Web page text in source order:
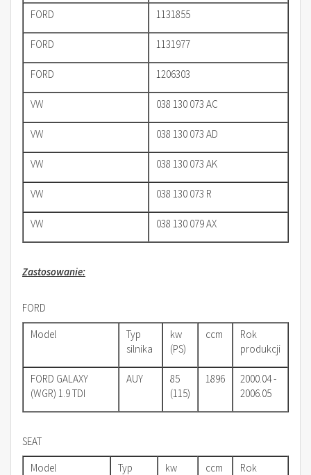
FORD 1131855
FORD 1131977
FORD 1206303
VW 038 130 073 AC
VW 038 130 073 AD
VW 038 130 073 AK
VW 038 130 073 R
VW 038 130 079 AX
Zastosowanie:
FORD
Model
Typ
silnika
kw
(PS)
ccm
Rok
produkcji
FORD GALAXY
(WGR) 1.9 TDI
AUY
85
(115)
1896
2000.04 -
2006.05
SEAT
Model
Typ
kw
ccm
Rok